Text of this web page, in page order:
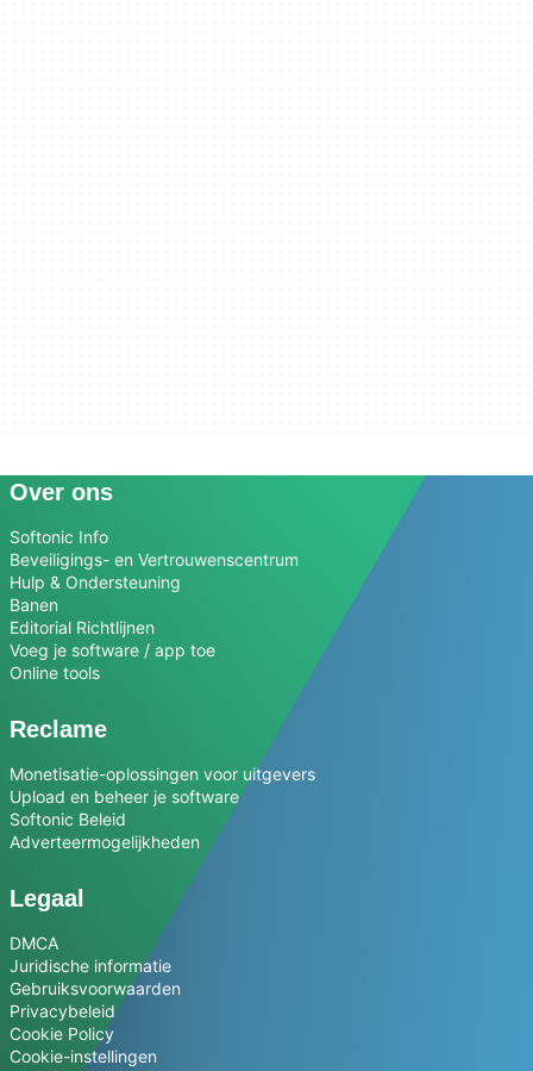
Over ons
Softonic Info
Beveiligings- en Vertrouwenscentrum
Hulp & Ondersteuning
Banen
Editorial Richtlijnen
Voeg je software / app toe
Online tools
Reclame
Monetisatie-oplossingen voor uitgevers
Upload en beheer je software
Softonic Beleid
Adverteermogelijkheden
Legaal
DMCA
Juridische informatie
Gebruiksvoorwaarden
Privacybeleid
Cookie Policy
Cookie-instellingen